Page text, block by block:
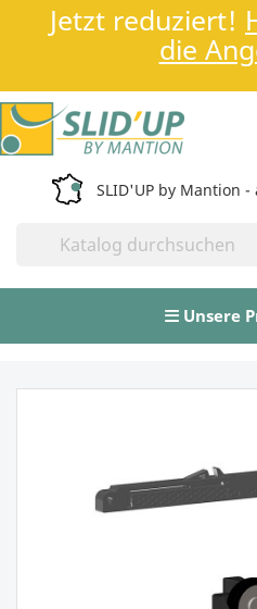
Jetzt reduziert!
die
SLID'UP by Mantion
Unsere